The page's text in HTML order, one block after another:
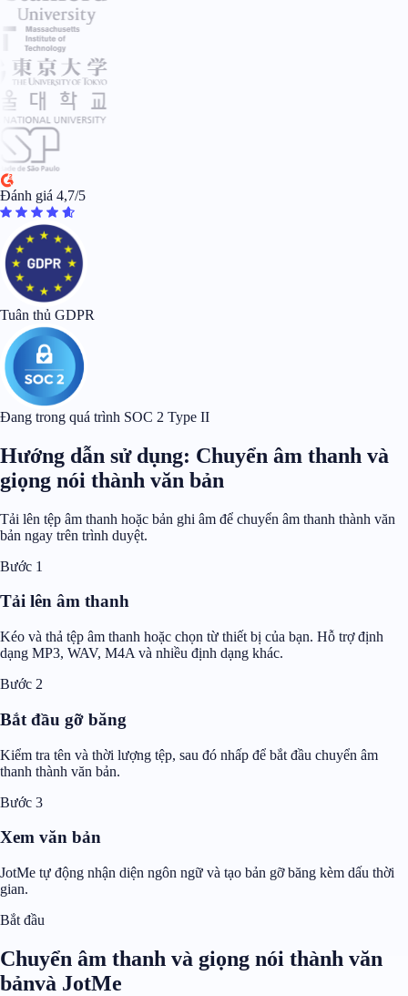
Đánh giá 4,7/5
Tuân thủ GDPR
Đang trong quá trình SOC 2 Type II
Hướng dẫn sử dụng: Chuyển âm thanh và
giọng nói thành văn bản
Tải lên tệp âm thanh hoặc bản ghi âm để chuyển âm thanh thành văn
bản ngay trên trình duyệt.
Bước 1
Tải lên âm thanh
Kéo và thả tệp âm thanh hoặc chọn từ thiết bị của bạn. Hỗ trợ định
dạng MP3, WAV, M4A và nhiều định dạng khác.
Bước 2
Bắt đầu gỡ băng
Kiểm tra tên và thời lượng tệp, sau đó nhấp để bắt đầu chuyển âm
thanh thành văn bản.
Bước 3
Xem văn bản
JotMe tự động nhận diện ngôn ngữ và tạo bản gỡ băng kèm dấu thời
gian.
Bắt đầu
Chuyển âm thanh và giọng nói thành văn
bảnvà JotMe